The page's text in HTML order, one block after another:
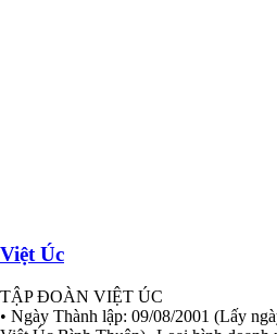
Việt Úc
TẬP ĐOÀN VIỆT ÚC
• Ngày Thành lập: 09/08/2001 (Lấy